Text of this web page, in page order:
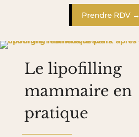
Prendre RDV →
Le lipofilling
mammaire en
pratique